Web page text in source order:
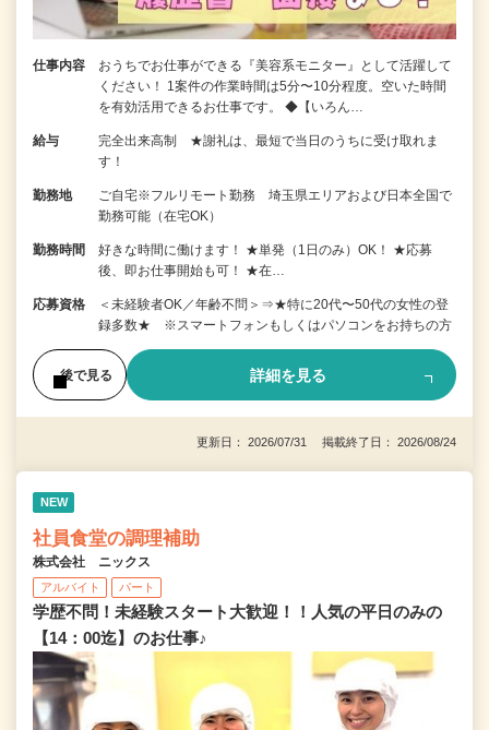
仕事内容
おうちでお仕事ができる『美容系モニター』として活躍して
ください！ 1案件の作業時間は5分〜10分程度。空いた時間
を有効活用できるお仕事です。 ◆【いろん…
給与
完全出来高制 ★謝礼は、最短で当日のうちに受け取れま
す！
勤務地
ご自宅※フルリモート勤務 埼玉県エリアおよび日本全国で
勤務可能（在宅OK）
勤務時間
好きな時間に働けます！ ★単発（1日のみ）OK！ ★応募
後、即お仕事開始も可！ ★在…
応募資格
＜未経験者OK／年齢不問＞⇒★特に20代〜50代の女性の登
録多数★ ※スマートフォンもしくはパソコンをお持ちの方
後で見る 詳細を見る
更新日： 2026/07/31 掲載終了日： 2026/08/24
NEW
社員食堂の調理補助
株式会社 ニックス
アルバイト パート
学歴不問！未経験スタート大歓迎！！人気の平日のみの
【14：00迄】のお仕事♪